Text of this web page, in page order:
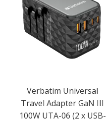
Verbatim Universal
Travel Adapter GaN III
100W UTA-06 (2 x USB-